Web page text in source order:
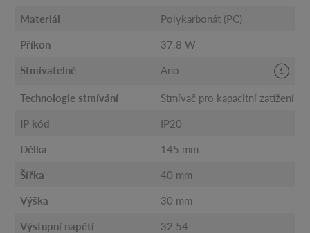
Materiál Polykarbonát (PC)
Příkon 37.8 W
Stmívatelné Ano
Technologie stmívání Stmívač pro kapacitní zatížení
IP kód IP20
Délka 145 mm
Šířka 40 mm
Výška 30 mm
Výstupní napětí 32 54